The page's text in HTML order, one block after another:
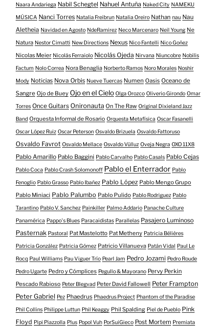
Naara Andariega Nabil Schegtel Nahuel Antuña Naked City NAMEKU
MÚSICA Nanci Torres Natalia Freibrun Natalia Oreiro Nathan nau Nau
Aletheia Navidad en Agosto NdeRamirez Neco Marcenaro Neil Young Ne
Natura Nestor Cimatti New Directions Nexus Nico Fantelli Nico Goñez
Nicolas Meier Nicolás Ferraiolo Nicolás Ojeda Nirvana Niuncobre Nobilis
Factum Nolo Correa Nora Benaglia Norberto Ramos Noro Morales Noshir
Mody Noticias Nova Orbis Nueve Tuercas Numen Oasis Oceano de
Sangre Ojo de Buey Ojo en el Cielo Olga Orozco Oliverio Girondo Omar
Torres Once Guitars Onironauta On The Raw Original Dixieland Jazz
Band Orquesta Informal de Rosario Orquesta Metafísica Oscar Fasanelli
Oscar López Ruiz Oscar Peterson Osvaldo Brizuela Osvaldo Fattoruso
Osvaldo Favrot Osvaldo Mellace Osvaldo Vülluz Oveja Negra OXO 11X8
Pablo Amarillo Pablo Baggini Pablo Carvalho Pablo Casals Pablo Cejas
Pablo Coca Pablo Crash Solomonoff Pablo el Enterrador Pablo
Fenoglio Pablo Grasso Pablo Ibañez Pablo López Pablo Mengo Grupo
Pablo Miniaci Pablo Palumbo Pablo Pulido Pablo Rodriguez Pablo
Tarantino Pablo V. Sanchez Painkiller Palmo Addario Panache Culture
Panamérica Pappo's Blues Paracaidistas Parallelas Pasajero Luminoso
Pasternak Pastoral Pat Mastelotto Pat Metheny Patricia Bélières
Patricia González Patricia Gómez Patricio Villanueva Patán Vidal
Paul Le
Rocq Paul Williams Pau Viguer Trío Pearl Jam Pedro Jozami Pedro Roude
Pedro Ugarte Pedro y Cómplices Pegullo & Mayorano Pervy Perkin
Pescado Rabioso Peter Blegvad Peter David Fallowell Peter Frampton
Peter Gabriel Pez Phaedrus Phaedrus Project Phantom of the Paradise
Phil Collins Philippe Luttun Phil Keaggy Phil Spalding Piel de Pueblo Pink
Floyd Pipi Piazzolla Plus Popol Vuh PorSuiGieco Post Mortem Premiata